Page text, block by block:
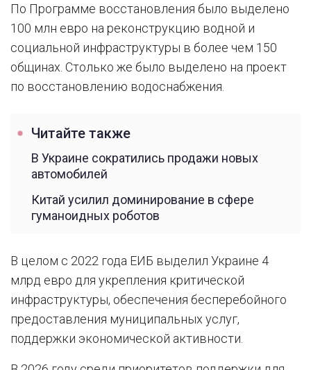
По Программе восстановления было выделено
100 млн евро на реконструкцию водной и
социальной инфраструктуры в более чем 150
общинах. Столько же было выделено на проект
по восстановлению водоснабжения.
Читайте также
В Украине сократились продажи новых
автомобилей
Китай усилил доминирование в сфере
гуманоидных роботов
В целом с 2022 года ЕИБ выделил Украине 4
млрд евро для укрепления критической
инфраструктуры, обеспечения бесперебойного
предоставления муниципальных услуг,
поддержки экономической активности.